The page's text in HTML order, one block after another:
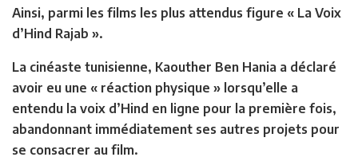
Ainsi, parmi les films les plus attendus figure « La Voix
d’Hind Rajab ».
La cinéaste tunisienne, Kaouther Ben Hania a déclaré
avoir eu une « réaction physique » lorsqu’elle a
entendu la voix d’Hind en ligne pour la première fois,
abandonnant immédiatement ses autres projets pour
se consacrer au film.